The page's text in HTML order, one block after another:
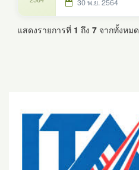
30 พ.ย. 2564
แสดงรายการที่ 1 ถึง 7 จากทั้งหมด